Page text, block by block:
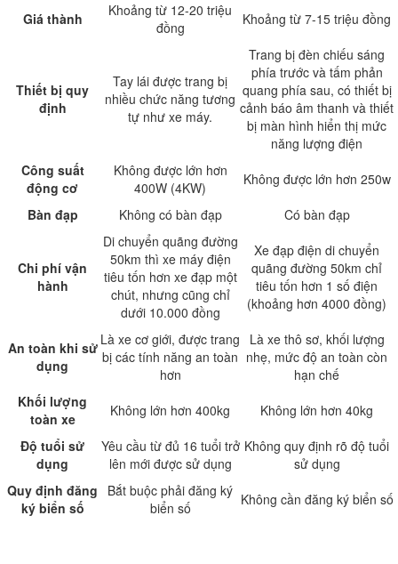
Giá thành
Khoảng từ 12-20 triệu
đồng
Khoảng từ 7-15 triệu đồng
Thiết bị quy
định
Tay lái được trang bị
nhiều chức năng tương
tự như xe máy.
Trang bị đèn chiếu sáng
phía trước và tấm phản
quang phía sau, có thiết bị
cảnh báo âm thanh và thiết
bị màn hình hiển thị mức
năng lượng điện
Công suất
động cơ
Không được lớn hơn
400W (4KW)
Không được lớn hơn 250w
Bàn đạp
Không có bàn đạp Có bàn đạp
Chi phí vận
hành
Di chuyển quãng đường
50km thì xe máy điện
tiêu tốn hơn xe đạp một
chút, nhưng cũng chỉ
dưới 10.000 đồng
Xe đạp điện di chuyển
quãng đường 50km chỉ
tiêu tốn hơn 1 số điện
(khoảng hơn 4000 đồng)
An toàn khi sử
dụng
Là xe cơ giới, được trang
bị các tính năng an toàn
hơn
Là xe thô sơ, khối lượng
nhẹ, mức độ an toàn còn
hạn chế
Khối lượng
toàn xe
Không lớn hơn 400kg
Không lớn hơn 40kg
Độ tuổi sử
dụng
Yêu cầu từ đủ 16 tuổi trở
lên mới được sử dụng
Không quy định rõ độ tuổi
sử dụng
Quy định đăng
ký biển số
Bắt buộc phải đăng ký
biển số
Không cần đăng ký biển số